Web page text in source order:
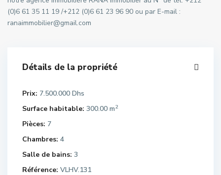
(0)6 61 35 11 19 /+212 (0)6 61 23 96 90 ou par E-mail :
ranaimmobilier@gmail.com
Détails de la propriété
Prix: 7.500.000 Dhs
Surface habitable: 300.00 m2
Pièces: 7
Chambres: 4
Salle de bains: 3
Référence: VLHV.131